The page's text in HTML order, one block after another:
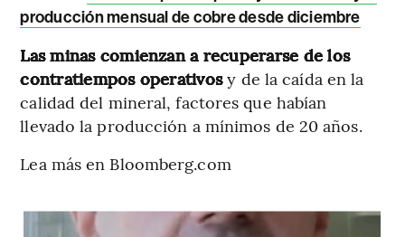
producción mensual de cobre desde diciembre
Las minas comienzan a recuperarse de los
contratiempos operativosy de la caída en la
calidad del mineral, factores que habían
llevado la producción a mínimos de 20 años.
Lea más en Bloomberg.com